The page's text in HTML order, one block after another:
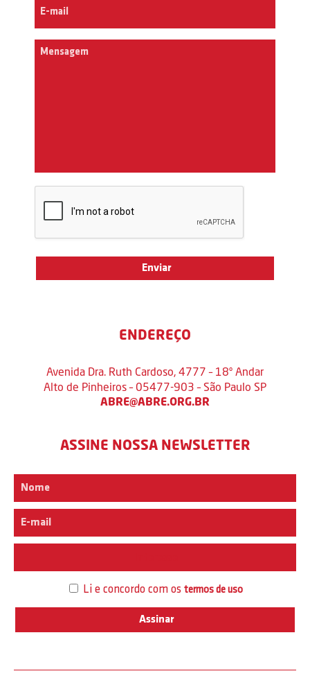
ENDEREÇO
Avenida Dra. Ruth Cardoso, 4777 – 18º Andar
Alto de Pinheiros – 05477-903 – São Paulo SP
ABRE@ABRE.ORG.BR
ASSINE NOSSA NEWSLETTER
Li e concordo com os termos de uso